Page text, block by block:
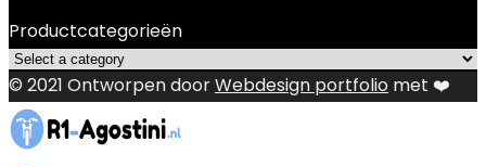
Productcategorieën
© 2021 Ontworpen doorWebdesign portfolio met ❤️